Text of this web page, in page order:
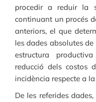
procedir a reduir la
continuant un procés
anteriors, el que
les dades absolutes
estructura
reducció dels costos
incidència respecte a
De les referides